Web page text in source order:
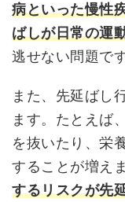
病といった慢性
ばしが日常の運
逃せない問題です
また、先延ばし
ます。たとえば
を抜いたり、栄
することが増え
するリスクが先